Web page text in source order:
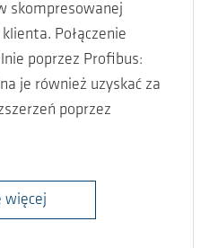
skompresowanej
Połączenie
poprzez Profibus:
je również uzyskać za
poprzez
więcej